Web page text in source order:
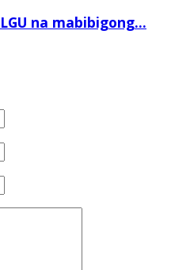
na mabibigong...